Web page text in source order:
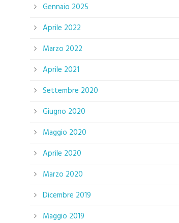
Gennaio 2025
Aprile 2022
Marzo 2022
Aprile 2021
Settembre 2020
Giugno 2020
Maggio 2020
Aprile 2020
Marzo 2020
Dicembre 2019
Maggio 2019